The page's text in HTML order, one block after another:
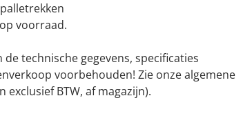
voorraad.
technische gegevens, specificaties
voorbehouden! Zie onze algemene
BTW, af magazijn).